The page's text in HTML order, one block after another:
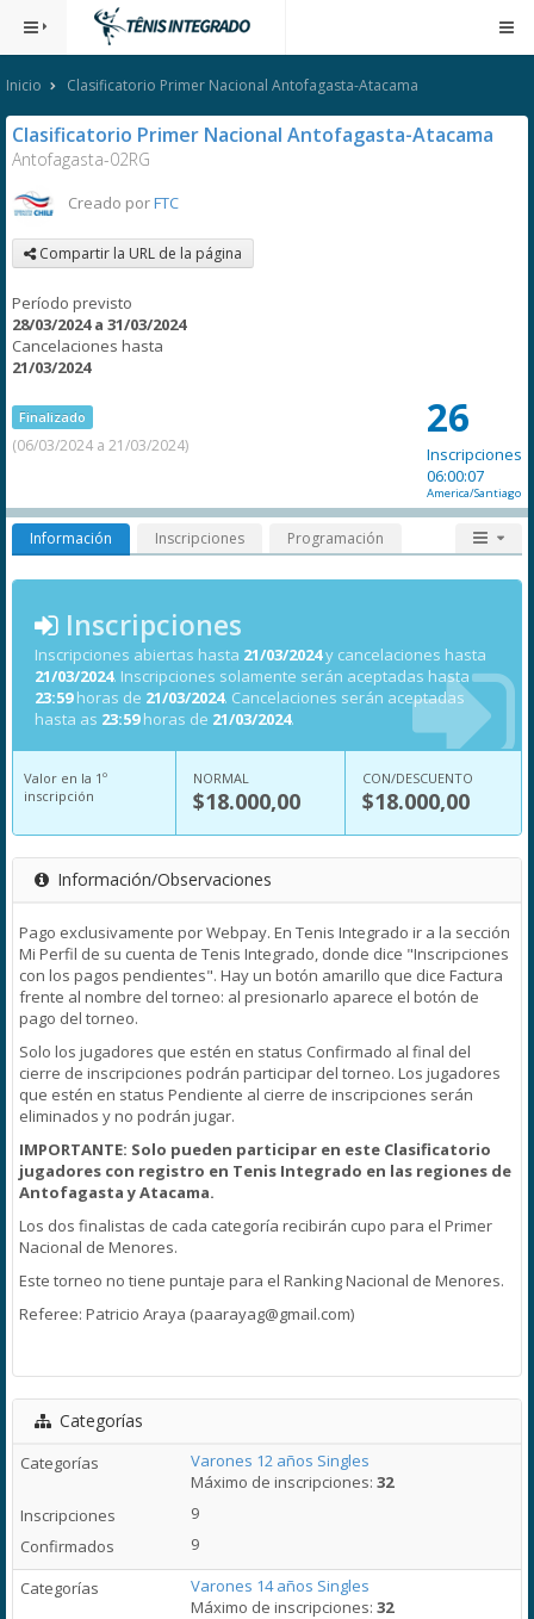
Inicio Clasificatorio Primer Nacional Antofagasta-Atacama
Clasificatorio Primer Nacional Antofagasta-Atacama
Antofagasta-02RG
Creado porFTC
Compartir la URL de la página
Período previsto
28/03/2024 a 31/03/2024
Cancelaciones hasta
21/03/2024
Finalizado
(06/03/2024 a 21/03/2024)
26
Inscripciones
06:00:07
America/Santiago
Información Inscripciones Programación
Inscripciones
Inscripciones abiertas hasta 21/03/2024y cancelaciones hasta
21/03/2024. Inscripciones solamente serán aceptadas hasta
23:59horas de 21/03/2024. Cancelaciones serán aceptadas
hasta as 23:59horas de 21/03/2024.
Valor en la 1º
inscripción
NORMAL
$18.000,00
CON/DESCUENTO
$18.000,00
Información/Observaciones
Pago exclusivamente por Webpay. En Tenis Integrado ir a la sección
Mi Perfil de su cuenta de Tenis Integrado, donde dice "Inscripciones
con los pagos pendientes". Hay un botón amarillo que dice Factura
frente al nombre del torneo: al presionarlo aparece el botón de
pago del torneo.
Solo los jugadores que estén en status Confirmado al final del
cierre de inscripciones podrán participar del torneo. Los jugadores
que estén en status Pendiente al cierre de inscripciones serán
eliminados y no podrán jugar.
IMPORTANTE: Solo pueden participar en este Clasificatorio
jugadores con registro en Tenis Integrado en las regiones de
Antofagasta y Atacama.
Los dos finalistas de cada categoría recibirán cupo para el Primer
Nacional de Menores.
Este torneo no tiene puntaje para el Ranking Nacional de Menores.
Referee: Patricio Araya (paarayag@gmail.com)
Categorías
Varones 12 años Singles
Máximo de inscripciones:32
9
9
Varones 14 años Singles
Máximo de inscripciones:32